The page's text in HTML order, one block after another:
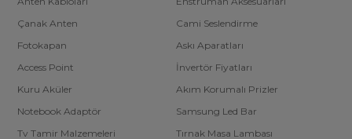
Çanak Anten
Cami Seslendirme
Fotokapan
Askı Aparatları
Access Point
İnvertör Fiyatları
Kuru Aküler
Akım Korumalı Prizler
Notebook Adaptör
Samsung Led Bar
Tv Tamir Malzemeleri
Tırnak Masa Lambası